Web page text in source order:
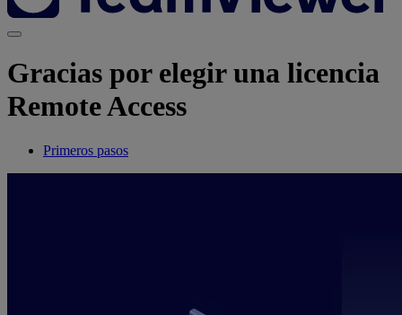
Gracias por elegir una licencia
Remote Access
Primeros pasos